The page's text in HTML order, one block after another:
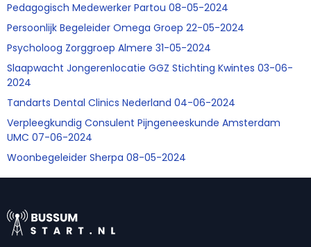
Pedagogisch Medewerker Partou 08-05-2024
Persoonlijk Begeleider Omega Groep 22-05-2024
Psycholoog Zorggroep Almere 31-05-2024
Slaapwacht Jongerenlocatie GGZ Stichting Kwintes 03-06-
2024
Tandarts Dental Clinics Nederland 04-06-2024
Verpleegkundig Consulent Pijngeneeskunde Amsterdam
UMC 07-06-2024
Woonbegeleider Sherpa 08-05-2024